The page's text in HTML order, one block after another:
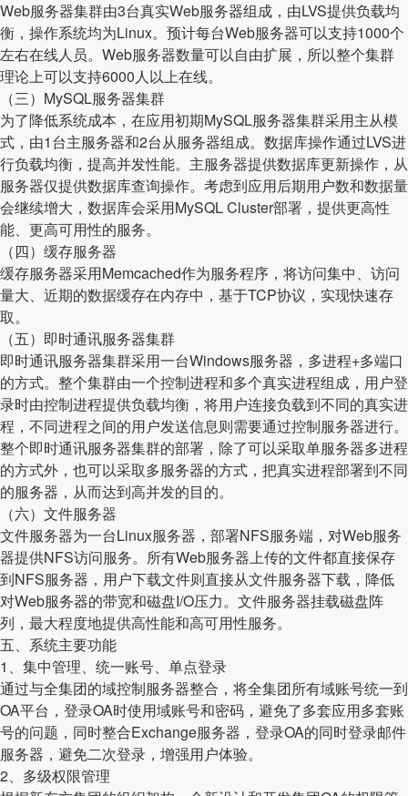
Web服务器集群由3台真实Web服务器组成，由LVS提供负载均
衡，操作系统均为Linux。预计每台Web服务器可以支持1000个
左右在线人员。Web服务器数量可以自由扩展，所以整个集群
理论上可以支持6000人以上在线。
（三）MySQL服务器集群
为了降低系统成本，在应用初期MySQL服务器集群采用主从模
式，由1台主服务器和2台从服务器组成。数据库操作通过LVS进
行负载均衡，提高并发性能。主服务器提供数据库更新操作，从
服务器仅提供数据库查询操作。考虑到应用后期用户数和数据量
会继续增大，数据库会采用MySQL Cluster部署，提供更高性
能、更高可用性的服务。
（四）缓存服务器
缓存服务器采用Memcached作为服务程序，将访问集中、访问
量大、近期的数据缓存在内存中，基于TCP协议，实现快速存
取。
（五）即时通讯服务器集群
即时通讯服务器集群采用一台Windows服务器，多进程+多端口
的方式。整个集群由一个控制进程和多个真实进程组成，用户登
录时由控制进程提供负载均衡，将用户连接负载到不同的真实进
程，不同进程之间的用户发送信息则需要通过控制服务器进行。
整个即时通讯服务器集群的部署，除了可以采取单服务器多进程
的方式外，也可以采取多服务器的方式，把真实进程部署到不同
的服务器，从而达到高并发的目的。
（六）文件服务器
文件服务器为一台Linux服务器，部署NFS服务端，对Web服务
器提供NFS访问服务。所有Web服务器上传的文件都直接保存
到NFS服务器，用户下载文件则直接从文件服务器下载，降低
对Web服务器的带宽和磁盘I/O压力。文件服务器挂载磁盘阵
列，最大程度地提供高性能和高可用性服务。
五、系统主要功能
1、集中管理、统一账号、单点登录
通过与全集团的域控制服务器整合，将全集团所有域账号统一到
OA平台，登录OA时使用域账号和密码，避免了多套应用多套账
号的问题，同时整合Exchange服务器，登录OA的同时登录邮件
服务器，避免二次登录，增强用户体验。
2、多级权限管理